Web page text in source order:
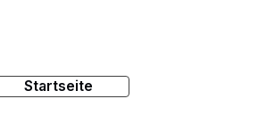
Startseite